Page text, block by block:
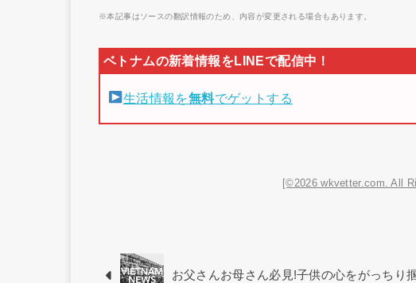
※本記事はソースの翻訳情報のため、内容が変更される場合もあります。
生活情報を無料でゲットする
[©2026 wkvetter.com. All
お父さんお母さん必見!子供の心をがっちり